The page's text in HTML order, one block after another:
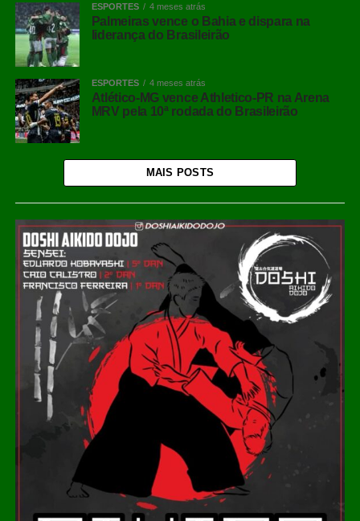
ESPORTES 4 meses atrás
Palmeiras vence o Bahia e dispara na
liderança do Brasileirão
ESPORTES 4 meses atrás
Atlético-MG vence Athletico-PR na Arena
MRV pela 10ª rodada do Brasileirão
MAIS POSTS